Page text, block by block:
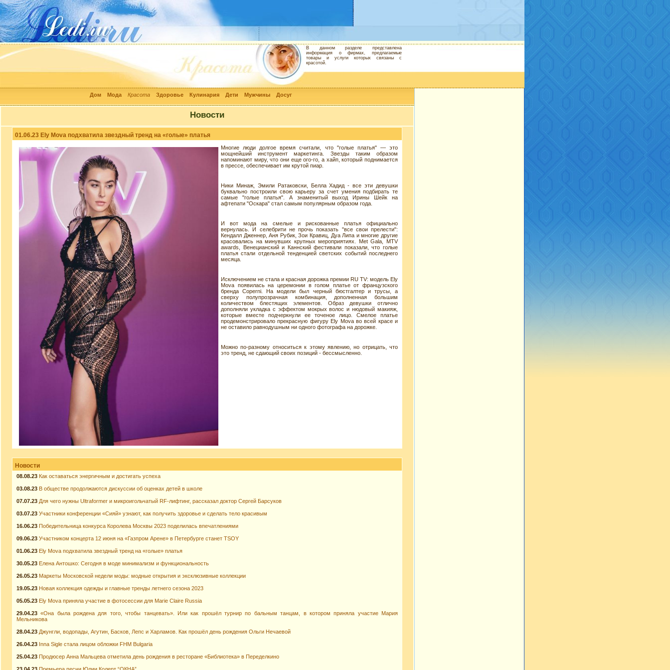
Дом Мода Красота Здоровье Кулинария Дети Мужчины Досуг
В данном разделе представлена
информация о фирмах, предлагаемые
товары и услуги которых связаны с
красотой.
Новости
01.06.23 Ely Mova подхватила звездный тренд на «голые» платья
Многие люди долгое время считали, что "голые платья" — это
мощнейший инструмент маркетинга. Звезды таким образом
напоминают миру, что они еще ого-го, а хайп, который поднимается
в прессе, обеспечивает им крутой пиар.
Ники Минаж, Эмили Ратаковски, Белла Хадид - все эти девушки
буквально построили свою карьеру за счет умения подбирать те
самые "голые платья". А знаменитый выход Ирины Шейк на
афтепати "Оскара" стал самым популярным образом года.
И вот мода на смелые и рискованные платья официально
вернулась. И селебрити не прочь показать "все свои прелести":
Кендалл Дженнер, Аня Рубик, Зои Кравиц, Дуа Липа и многие другие
красовались на минувших крупных мероприятиях. Met Gala, MTV
awards, Венецианский и Каннский фестивали показали, что голые
платья стали отдельной тенденцией светских событий последнего
месяца.
Исключением не стала и красная дорожка премии RU TV: модель Ely
Mova появилась на церемонии в голом платье от французского
бренда Coperni. На модели был черный бюстгалтер и трусы, а
сверху полупрозрачная комбинация, дополненная большим
количеством блестящих элементов. Образ девушки отлично
дополняли укладка с эффектом мокрых волос и нюдовый макияж,
которые вместе подчеркнули ее точеное лицо. Смелое платье
продемонстрировало прекрасную фигуру Ely Mova во всей красе и
не оставило равнодушным ни одного фотографа на дорожке.
Можно по-разному относиться к этому явлению, но отрицать, что
это тренд, не сдающий своих позиций - бессмысленно.
Новости
08.08.23 Как оставаться энергичным и достигать успеха
03.08.23 В обществе продолжаются дискуссии об оценках детей в школе
07.07.23 Для чего нужны Ultraformer и микроигольчатый RF-лифтинг, рассказал доктор Сергей Барсуков
03.07.23 Участники конференции «Сияй» узнают, как получить здоровье и сделать тело красивым
16.06.23 Победительница конкурса Королева Москвы 2023 поделилась впечатлениями
09.06.23 Участником концерта 12 июня на «Газпром Арене» в Петербурге станет TSOY
01.06.23 Ely Mova подхватила звездный тренд на «голые» платья
30.05.23 Елена Антошко: Сегодня в моде минимализм и функциональность
26.05.23 Маркеты Московской недели моды: модные открытия и эксклюзивные коллекции
19.05.23 Новая коллекция одежды и главные тренды летнего сезона 2023
05.05.23 Ely Mova приняла участие в фотосессии для Marie Claire Russia
29.04.23 «Она была рождена для того, чтобы танцевать». Или как прошёл турнир по бальным танцам, в котором приняла участие Мария
Мельникова
28.04.23 Джунгли, водопады, Агутин, Басков, Лепс и Харламов. Как прошёл день рождения Ольги Нечаевой
26.04.23 Inna Sigle стала лицом обложки FHM Bulgaria
25.04.23 Продюсер Анна Мальцева отметила день рождения в ресторане «Библиотека» в Переделкино